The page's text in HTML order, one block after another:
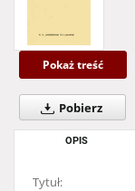
Pokaż treść
Pobierz
OPIS
Tytuł: